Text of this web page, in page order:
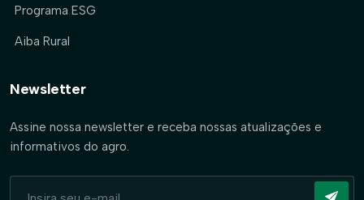
Programa ESG
Aiba Rural
Newsletter
Assine nossa newsletter e receba nossas atualizações e
informativos do agro.